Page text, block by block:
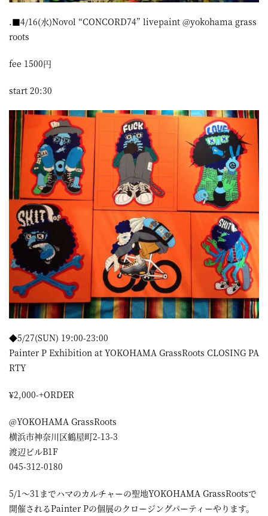
.■4/16(水)Novol “CONCORD74” livepaint @yokohama grass
roots
fee 1500円
start 20:30
◆5/27(SUN) 19:00-23:00
Painter P Exhibition at YOKOHAMA GrassRoots CLOSING PA
RTY
¥2,000-+ORDER
@YOKOHAMA GrassRoots
横浜市神奈川区鶴屋町2-13-3
渡辺ビルB1F
045-312-0180
5/1〜31までハマのカルチャーの聖地YOKOHAMA GrassRootsで
開催されるPainter Pの個展のクロージングパーティーやります。